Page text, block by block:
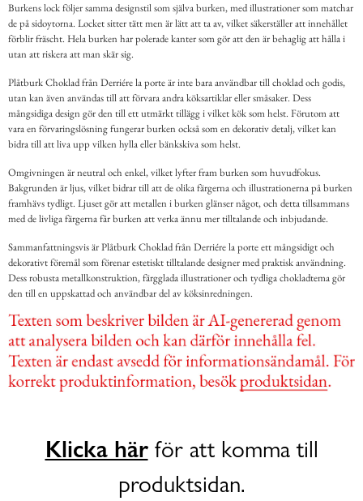
Burkens lock följer samma designstil som själva burken, med illustrationer som matchar
de på sidoytorna. Locket sitter tätt men är lätt att ta av, vilket säkerställer att innehållet
förblir fräscht. Hela burken har polerade kanter som gör att den är behaglig att hålla i
utan att riskera att man skär sig.
Plåtburk Choklad från Derriére la porte är inte bara användbar till choklad och godis,
utan kan även användas till att förvara andra köksartiklar eller småsaker. Dess
mångsidiga design gör den till ett utmärkt tillägg i vilket kök som helst. Förutom att
vara en förvaringslösning fungerar burken också som en dekorativ detalj, vilket kan
bidra till att liva upp vilken hylla eller bänkskiva som helst.
Omgivningen är neutral och enkel, vilket lyfter fram burken som huvudfokus.
Bakgrunden är ljus, vilket bidrar till att de olika färgerna och illustrationerna på burken
framhävs tydligt. Ljuset gör att metallen i burken glänser något, och detta tillsammans
med de livliga färgerna får burken att verka ännu mer tilltalande och inbjudande.
Sammanfattningsvis är Plåtburk Choklad från Derriére la porte ett mångsidigt och
dekorativt föremål som förenar estetiskt tilltalande designer med praktisk användning.
Dess robusta metallkonstruktion, färgglada illustrationer och tydliga chokladtema gör
den till en uppskattad och användbar del av köksinredningen.
Klicka härför att komma till
produktsidan.